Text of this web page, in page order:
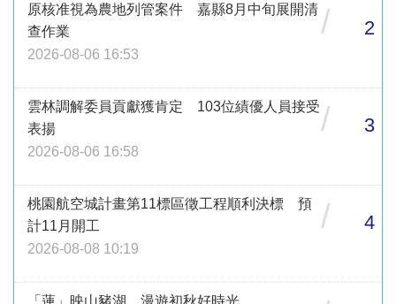
原核准視為農地列管案件 嘉縣8月中旬展開清
查作業
2026-08-06 16:53
/ 2
雲林調解委員貢獻獲肯定 103位績優人員接受
表揚
2026-08-06 16:58
/ 3
桃園航空城計畫第11標區徵工程順利決標 預
計11月開工
2026-08-08 10:19
/ 4
「蓮」映山豬湖 漫遊初秋好時光